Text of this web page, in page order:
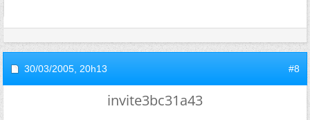
30/03/2005, 20h13 #8
invite3bc31a43